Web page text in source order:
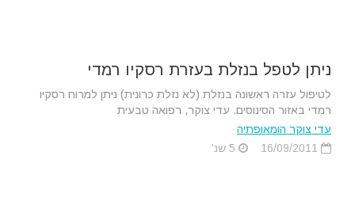
ניתן לטפל בנזלת בעזרת רסקיו רמדי
לטיפול עזרה ראשונה בנזלת (לא נזלת כרונית) ניתן למרוח רסקיו
רמדי באזור הסינוסים. עדי צוקר, רפואה טבעית
עדי צוקר הומאופתיה